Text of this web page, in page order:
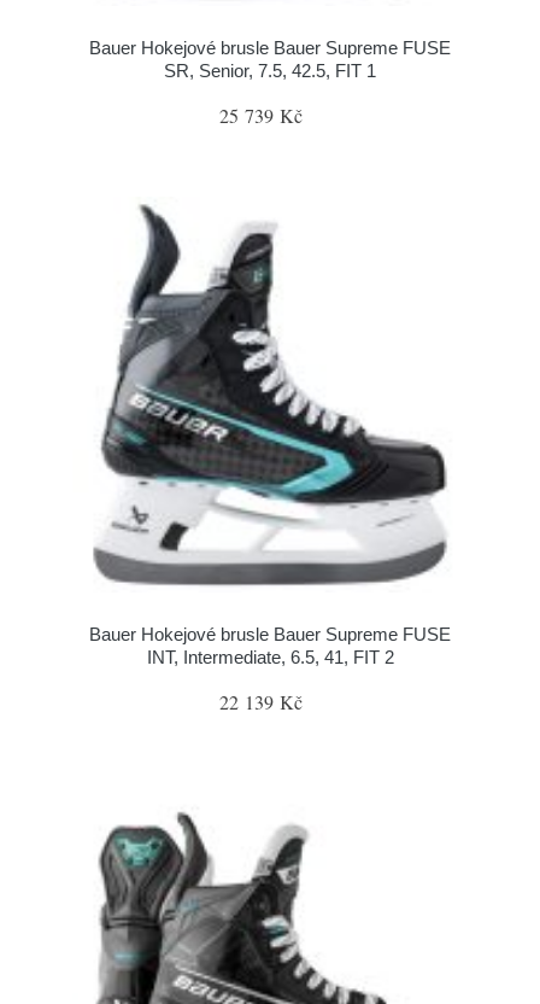
Bauer Hokejové brusle Bauer Supreme FUSE
SR, Senior, 7.5, 42.5, FIT 1
25 739 Kč
Bauer Hokejové brusle Bauer Supreme FUSE
INT, Intermediate, 6.5, 41, FIT 2
22 139 Kč